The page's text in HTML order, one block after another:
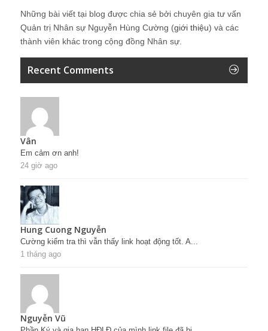
Những bài viết tại blog được chia sẻ bởi chuyên gia tư vấn
Quản trị Nhân sự Nguyễn Hùng Cường (giới thiệu) và các
thành viên khác trong cộng đồng Nhân sự.
Recent Comments
Vân
Em cảm ơn anh!
24 giờ ago
Hung Cuong Nguyễn
Cường kiểm tra thì vẫn thấy link hoạt động tốt. A...
1 tháng ago
Nguyễn Vũ